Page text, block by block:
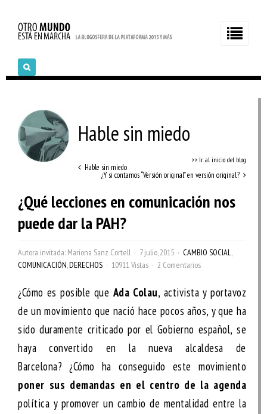
Hable sin miedo
>> Ir al inicio del blog
Hable sin miedo
¿Y si contamos “Versión original” en versión original?
¿Qué lecciones en comunicación nos
puede dar la PAH?
Autora invitada: Mariona Sanz Cortell 7 julio, 2015 CAMBIO SOCIAL
COMUNICACIÓN,DERECHOS 10911 Vistas 2 Comentarios
¿Cómo es posible que Ada Colau, activista y portavoz
de un movimiento que nació hace pocos años, y que ha
sido duramente criticado por el Gobierno español, se
haya convertido en la nueva alcaldesa de
Barcelona? ¿Cómo ha conseguido este movimiento
poner sus demandas en el centro de la agenda
política y promover un cambio de mentalidad entre la